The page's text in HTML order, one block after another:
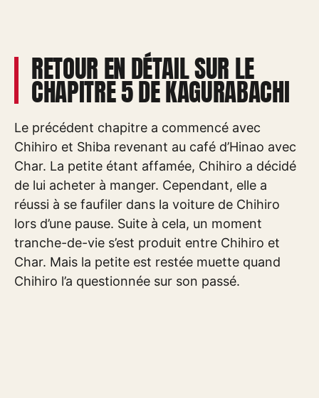
RETOUR EN DÉTAIL SUR LE
CHAPITRE 5 DE KAGURABACHI
Le précédent chapitre a commencé avec
Chihiro et Shiba revenant au café d’Hinao avec
Char. La petite étant affamée, Chihiro a décidé
de lui acheter à manger. Cependant, elle a
réussi à se faufiler dans la voiture de Chihiro
lors d’une pause. Suite à cela, un moment
tranche-de-vie s’est produit entre Chihiro et
Char. Mais la petite est restée muette quand
Chihiro l’a questionnée sur son passé.